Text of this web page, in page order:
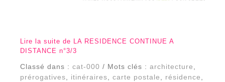
Lire la suite de LA RESIDENCE CONTINUE A
DISTANCE n°3/3
Classé dans : cat-000 / Mots clés : architecture,
prérogatives, itinéraires, carte postale, résidence,